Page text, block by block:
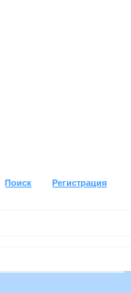
Поиск
Регистрация